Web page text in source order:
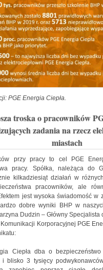
PGE Energia Ciepła.
troska o pracowników
zadania na rzecz
miastach
przy pracy to cel PGE
pracy. Spółka, należąca do
kilkadziesiąt działań w
pracowników, ale
jest wysoka świadomość w
dobre wyniki BHP w
Dudzin – Główny Specjalista
Korporacyjnej PGE
Ciepła dba o
i blisko 3 tysięcy